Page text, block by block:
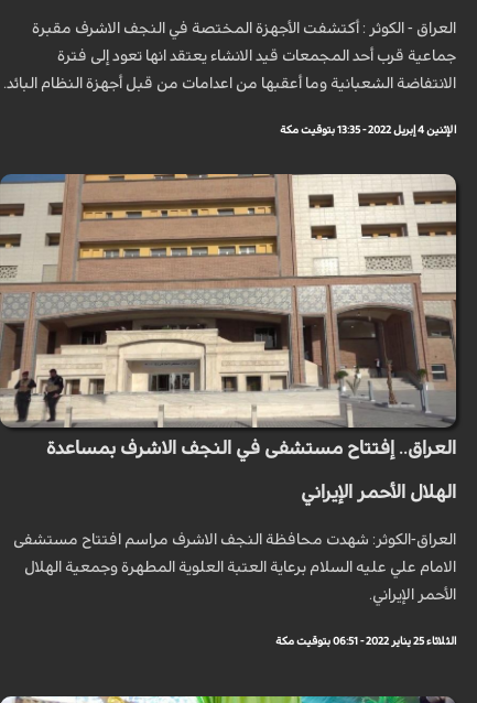
العراق - الكوثر : أكتشفت الأجهزة المختصة في النجف الاشرف مقبرة
جماعية قرب أحد المجمعات قيد الانشاء يعتقد انها تعود إلى فترة
الانتفاضة الشعبانية وما أعقبها من اعدامات من قبل أجهزة النظام البائد.
الإثنين 4 إبريل 2022 - 13:35 بتوقيت مكة
العراق.. إفتتاح مستشفى في النجف الاشرف بمساعدة
الهلال الأحمر الإيراني
العراق-الكوثر: شهدت محافظة النجف الاشرف مراسم افتتاح مستشفى
الامام علي عليه السلام برعاية العتبة العلوية المطهرة وجمعية الهلال
الأحمر الإيراني.
الثلاثاء 25 يناير 2022 - 06:51 بتوقيت مكة